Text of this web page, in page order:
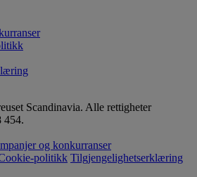
Scandinavia. Alle rettigheter
454.
og konkurranser
politikk Tilgjengelighetserklæring